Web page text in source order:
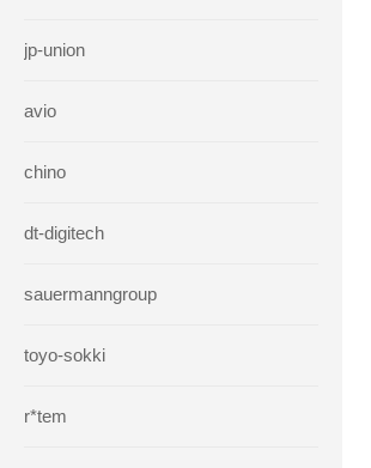
jp-union
avio
chino
dt-digitech
sauermanngroup
toyo-sokki
r*tem